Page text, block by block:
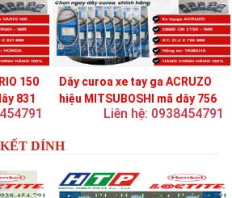
150
831
Dây curoa xe tay ga ACRUZO
hiệu MITSUBOSHI mã dây 756
Liên hệ: 0938454791
DÍNH